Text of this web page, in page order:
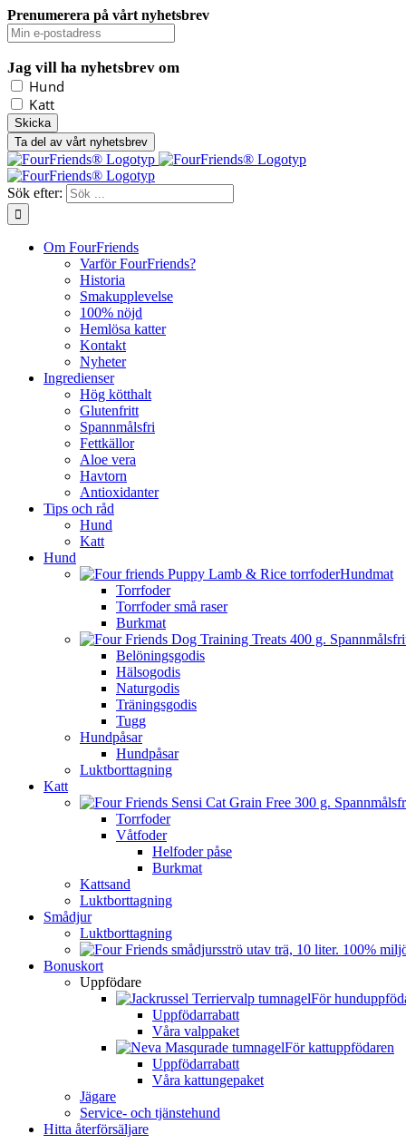
Prenumerera på vårt nyhetsbrev
Jag vill ha nyhetsbrev om
Hund
Katt
Ta del av vårt nyhetsbrev
Sök efter:
Om FourFriends
Varför FourFriends?
Historia
Smakupplevelse
100% nöjd
Hemlösa katter
Kontakt
Nyheter
Ingredienser
Hög kötthalt
Glutenfritt
Spannmålsfri
Fettkällor
Aloe vera
Havtorn
Antioxidanter
Tips och råd
Hund
Katt
Hund
Hundmat
Torrfoder
Torrfoder små raser
Burkmat
Belöningsgodis
Hälsogodis
Naturgodis
Träningsgodis
Tugg
Hundpåsar
Hundpåsar
Luktborttagning
Katt
Torrfoder
Våtfoder
Helfoder påse
Burkmat
Kattsand
Luktborttagning
Smådjur
Luktborttagning
Bonuskort
Uppfödare
För
Uppfödarrabatt
Våra valppaket
För kattuppfödaren
Uppfödarrabatt
Våra kattungepaket
Jägare
Service- och tjänstehund
Hitta återförsäljare